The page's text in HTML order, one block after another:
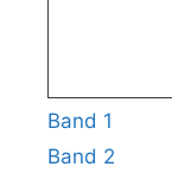
Band 1
Band 2